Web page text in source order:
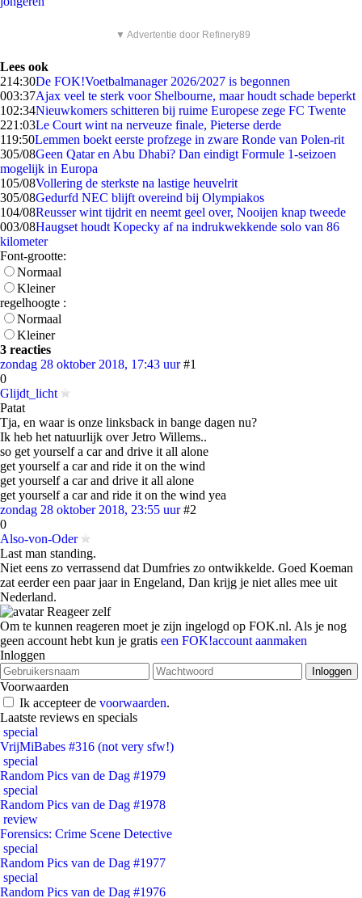
▼ Advertentie door Refinery89
Lees ook
214:30De FOK!Voetbalmanager 2026/2027 is begonnen
003:37Ajax veel te sterk voor Shelbourne, maar houdt schade beperkt
102:34Nieuwkomers schitteren bij ruime Europese zege FC Twente
221:03Le Court wint na nerveuze finale, Pieterse derde
119:50Lemmen boekt eerste profzege in zware Ronde van Polen-rit
305/08Geen Qatar en Abu Dhabi? Dan eindigt Formule 1-seizoen
mogelijk in Europa
105/08Vollering de sterkste na lastige heuvelrit
305/08Gedurfd NEC blijft overeind bij Olympiakos
104/08Reusser wint tijdrit en neemt geel over, Nooijen knap tweede
003/08Haugset houdt Kopecky af na indrukwekkende solo van 86
kilometer
Font-grootte:
Normaal
Kleiner
regelhoogte :
Normaal
Kleiner
3 reacties
zondag 28 oktober 2018, 17:43 uur #1
0
Glijdt_licht
Patat
Tja, en waar is onze linksback in bange dagen nu?
Ik heb het natuurlijk over Jetro Willems..
so get yourself a car and drive it all alone
get yourself a car and ride it on the wind
get yourself a car and drive it all alone
get yourself a car and ride it on the wind yea
zondag 28 oktober 2018, 23:55 uur #2
0
Also-von-Oder
Last man standing.
Niet eens zo verrassend dat Dumfries zo ontwikkelde. Goed Koeman
zat eerder een paar jaar in Engeland, Dan krijg je niet alles mee uit
Nederland.
Reageer zelf
Om te kunnen reageren moet je zijn ingelogd op FOK.nl. Als je nog
geen account hebt kun je gratis een FOK!account aanmaken
Inloggen
Voorwaarden
Ik accepteer de voorwaarden.
Laatste reviews en specials
special
VrijMiBabes #316 (not very sfw!)
special
Random Pics van de Dag #1979
special
Random Pics van de Dag #1978
review
Forensics: Crime Scene Detective
special
Random Pics van de Dag #1977
special
Random Pics van de Dag #1976